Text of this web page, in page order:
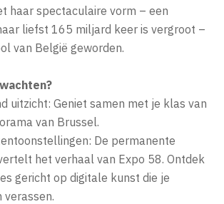
haar spectaculaire vorm – een
liefst 165 miljard keer is vergroot –
van België geworden.
uitzicht: Geniet samen met je klas van
van Brussel.
De permanente
het verhaal van Expo 58. Ontdek
gericht op digitale kunst die je